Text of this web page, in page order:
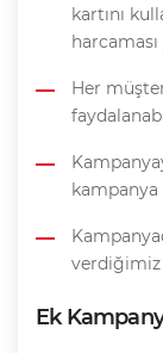
kartını
Her
Ek